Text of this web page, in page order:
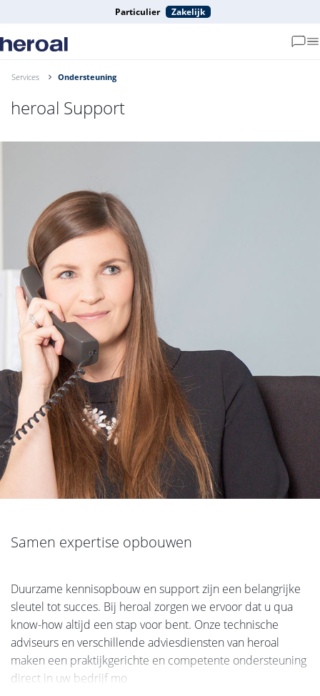
Particulier Zakelijk
Services Ondersteuning
heroal Support
Samen expertise opbouwen
Duurzame kennisopbouw en support zijn een belangrijke
sleutel tot succes. Bij heroal zorgen we ervoor dat u qua
know-how altijd een stap voor bent. Onze technische
adviseurs en verschillende adviesdiensten van heroal
maken een praktijkgerichte en competente ondersteuning
direct in uw bedrijf mo